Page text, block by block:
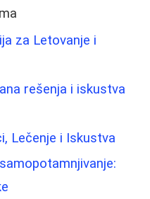
za Letovanje i
rešenja i iskustva
Lečenje i Iskustva